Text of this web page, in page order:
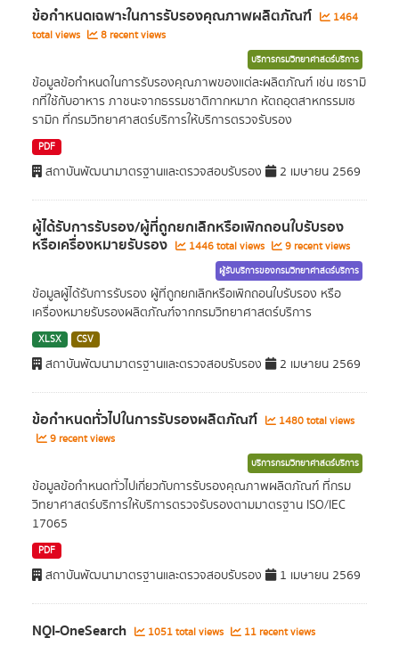
ข้อกำหนดเฉพาะในการรับรองคุณภาพผลิตภัณฑ์
1464
total views
8 recent views
บริการกรมวิทยาศาสตร์บริการ
ข้อมูลข้อกำหนดในการรับรองคุณภาพของแต่ละผลิตภัณฑ์ เช่น เซรามิ
กที่ใช้กับอาหาร ภาชนะจากธรรมชาติกากหมาก หัตถอุตสาหกรรมเซ
รามิก ที่กรมวิทยาศาสตร์บริการให้บริการตรวจรับรอง
PDF
สถาบันพัฒนามาตรฐานและตรวจสอบรับรอง 2 เมษายน 2569
ผู้ได้รับการรับรอง/ผู้ที่ถูกยกเลิกหรือเพิกถอนใบรับรอง
หรือเครื่องหมายรับรอง 1446 total views 9 recent views
ผู้รับบริการของกรมวิทยาศาสตร์บริการ
ข้อมูลผู้ได้รับการรับรอง ผู้ที่ถูกยกเลิกหรือเพิกถอนใบรับรอง หรือ
เครื่องหมายรับรองผลิตภัณฑ์จากกรมวิทยาศาสตร์บริการ
XLSX CSV
สถาบันพัฒนามาตรฐานและตรวจสอบรับรอง 2 เมษายน 2569
ข้อกำหนดทั่วไปในการรับรองผลิตภัณฑ์
1480 total views
9 recent views
บริการกรมวิทยาศาสตร์บริการ
ข้อมูลข้อกำหนดทั่วไปเกี่ยวกับการรับรองคุณภาพผลิตภัณฑ์ ที่กรม
วิทยาศาสตร์บริการให้บริการตรวจรับรองตามมาตรฐาน ISO/IEC
17065
PDF
สถาบันพัฒนามาตรฐานและตรวจสอบรับรอง 1 เมษายน 2569
NQI-OneSearch 1051 total views 11 recent views